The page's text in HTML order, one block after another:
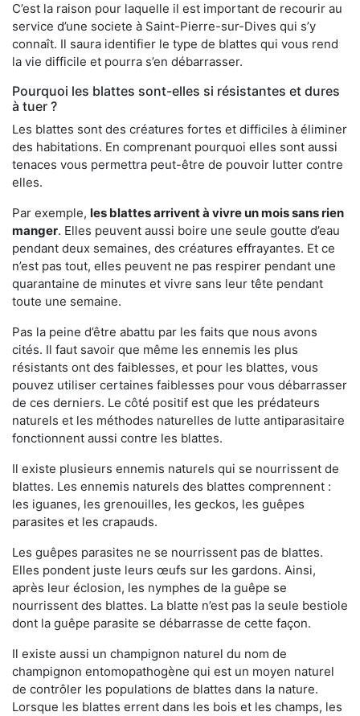
C’est la raison pour laquelle il est important de recourir au
service d’une societe à Saint-Pierre-sur-Dives qui s’y
connaît. Il saura identifier le type de blattes qui vous rend
la vie difficile et pourra s’en débarrasser.
Pourquoi les blattes sont-elles si résistantes et dures
à tuer ?
Les blattes sont des créatures fortes et difficiles à éliminer
des habitations. En comprenant pourquoi elles sont aussi
tenaces vous permettra peut-être de pouvoir lutter contre
elles.
Par exemple, les blattes arrivent à vivre un mois sans rien
manger. Elles peuvent aussi boire une seule goutte d’eau
pendant deux semaines, des créatures effrayantes. Et ce
n’est pas tout, elles peuvent ne pas respirer pendant une
quarantaine de minutes et vivre sans leur tête pendant
toute une semaine.
Pas la peine d’être abattu par les faits que nous avons
cités. Il faut savoir que même les ennemis les plus
résistants ont des faiblesses, et pour les blattes, vous
pouvez utiliser certaines faiblesses pour vous débarrasser
de ces derniers. Le côté positif est que les prédateurs
naturels et les méthodes naturelles de lutte antiparasitaire
fonctionnent aussi contre les blattes.
Il existe plusieurs ennemis naturels qui se nourrissent de
blattes. Les ennemis naturels des blattes comprennent :
les iguanes, les grenouilles, les geckos, les guêpes
parasites et les crapauds.
Les guêpes parasites ne se nourrissent pas de blattes.
Elles pondent juste leurs œufs sur les gardons. Ainsi,
après leur éclosion, les nymphes de la guêpe se
nourrissent des blattes. La blatte n’est pas la seule bestiole
dont la guêpe parasite se débarrasse de cette façon.
Il existe aussi un champignon naturel du nom de
champignon entomopathogène qui est un moyen naturel
de contrôler les populations de blattes dans la nature.
Lorsque les blattes errent dans les bois et les champs, les